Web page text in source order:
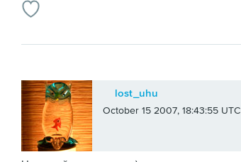
lost_uhu
October 15 2007, 18:43:55 UTC